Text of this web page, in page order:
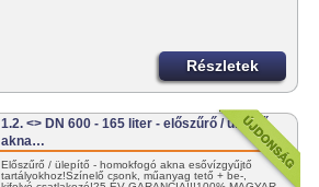
Részletek
1.2. <> DN 600 - 165 liter - előszűrő / ülepítő
akna…
Előszűrő / ülepítő - homokfogó akna esővízgyűjtő
tartályokhoz!Színelő csonk, műanyag tető + be-,